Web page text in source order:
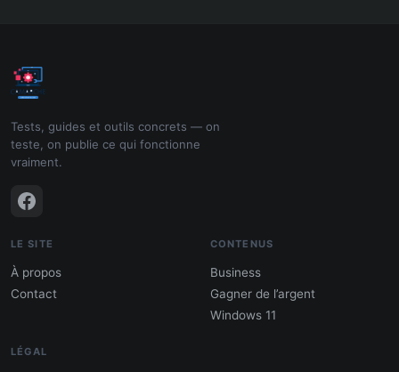
Tests, guides et outils concrets — on
teste, on publie ce qui fonctionne
vraiment.
LE SITE
À propos
Contact
CONTENUS
Business
Gagner de l’argent
Windows 11
LÉGAL